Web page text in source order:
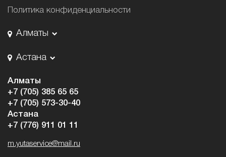
Политика конфиденциальности
Алматы
Астана
Алматы
+7 (705) 385 65 65
+7 (705) 573-30-40
Астана
+7 (776) 911 01 11
m.yutaservice@mail.ru